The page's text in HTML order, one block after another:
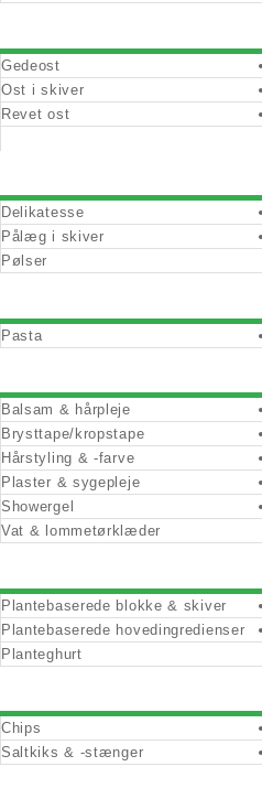
Gedeost
Ost i skiver
Revet ost
Delikatesse
Pålæg i skiver
Pølser
Pasta
Balsam & hårpleje
Brysttape/kropstape
Hårstyling & -farve
Plaster & sygepleje
Showergel
Vat & lommetørklæder
Plantebaserede blokke & skiver
Plantebaserede hovedingredienser
Planteghurt
Chips
Saltkiks & -stænger